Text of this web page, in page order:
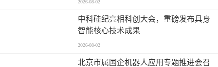
2026-08-02
中科硅纪亮相科创大会，重磅发布具身
智能核心技术成果
2026-08-02
北京市属国企机器人应用专题推进会召